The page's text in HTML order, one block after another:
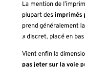
La mention de
plupart des imprimés
prend généralement
»discret, placé en
Vient enfin la
pas jeter sur la voie